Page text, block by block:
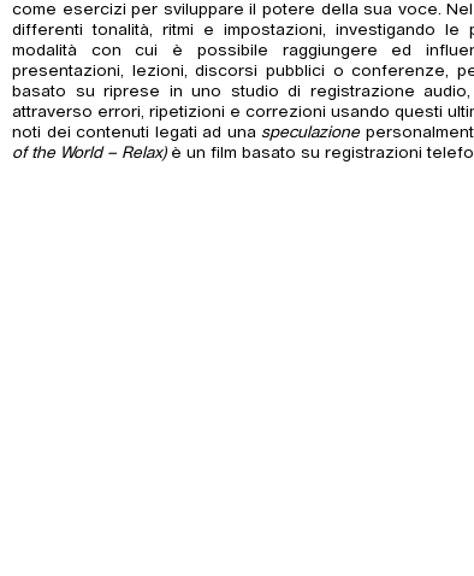
come esercizi per sviluppare il potere della sua voce.
differenti tonalità, ritmi e impostazioni, investigando
modalità con cui è possibile raggiungere ed
presentazioni, lezioni, discorsi pubblici o conferenze,
basato su riprese in uno studio di registrazione
attraverso errori, ripetizioni e correzioni usando questi
noti dei contenuti legati ad una speculazione
of the World – Relax)è un film basato su registrazioni